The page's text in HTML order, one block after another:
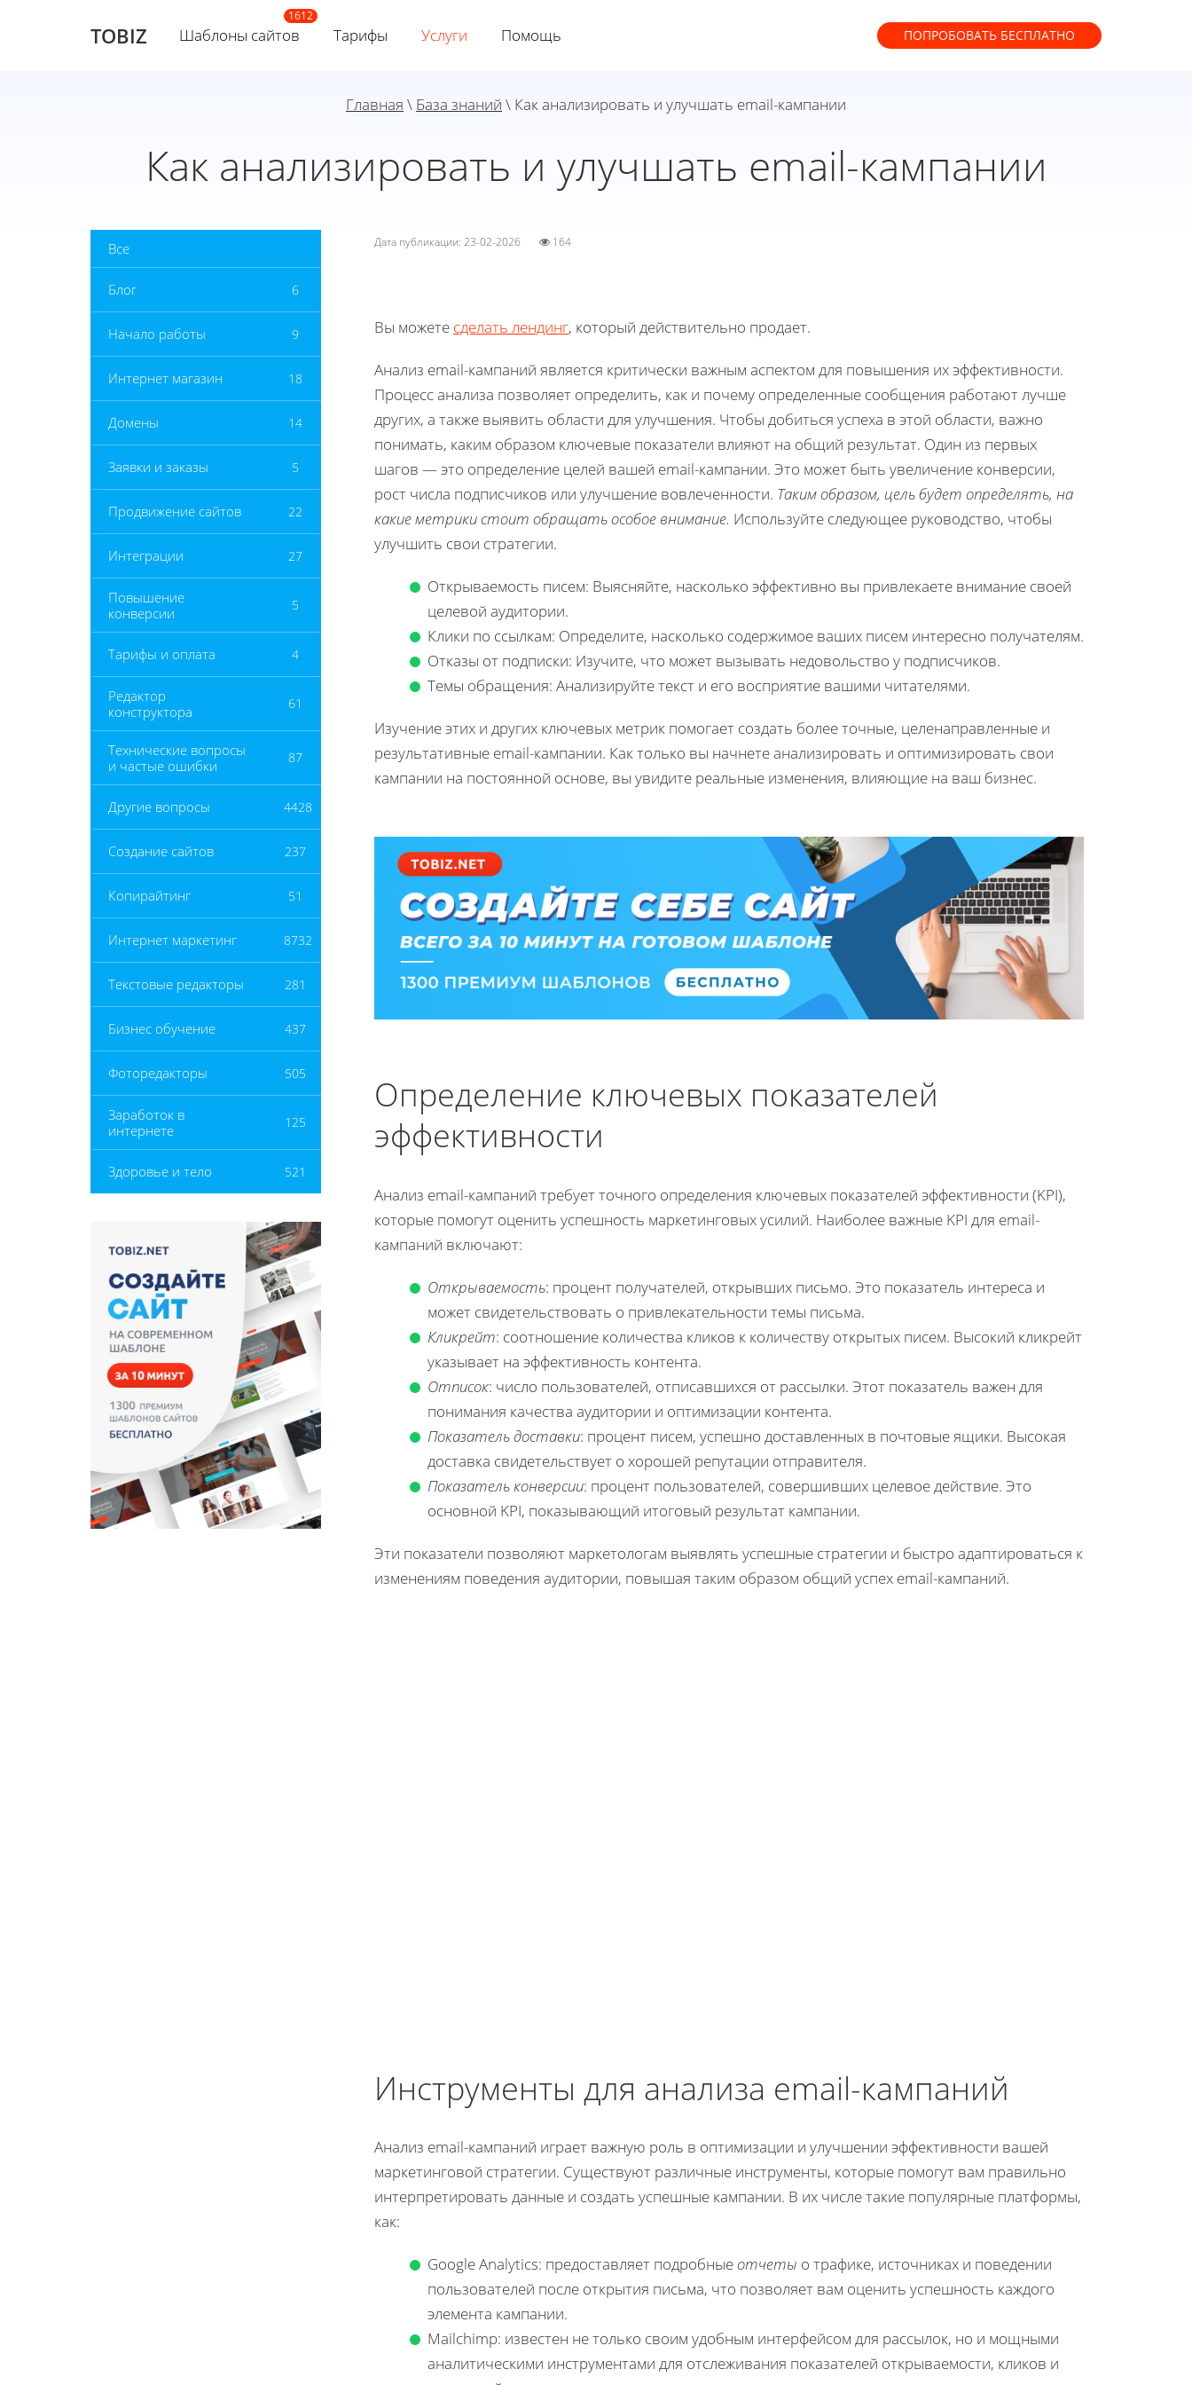
TOBIZ Шаблоны сайтов Тарифы Услуги Помощь ПОПРОБОВАТЬ БЕСПЛАТНО
Главная \ База знаний \ Как анализировать и улучшать email-кампании
Как анализировать и улучшать email-кампании
Все
Блог 6
Начало работы 9
Интернет магазин 18
Домены 14
Заявки и заказы 5
Продвижение сайтов 22
Интеграции 27
Повышение
конверсии
5
Тарифы и оплата 4
Редактор
конструктора
61
Технические вопросы
и частые ошибки
87
Другие вопросы 4428
Создание сайтов 237
Копирайтинг 51
Интернет маркетинг 8732
Текстовые редакторы 281
Бизнес обучение 437
Фоторедакторы 505
Заработок в
интернете
125
Здоровье и тело 521
Дата публикации: 23-02-2026 164
Вы можете сделать лендинг, который действительно продает.
Анализ email-кампаний является критически важным аспектом для повышения их эффективности.
Процесс анализа позволяет определить, как и почему определенные сообщения работают лучше
других, а также выявить области для улучшения. Чтобы добиться успеха в этой области, важно
понимать, каким образом ключевые показатели влияют на общий результат. Один из первых
шагов — это определение целей вашей email-кампании. Это может быть увеличение конверсии,
рост числа подписчиков или улучшение вовлеченности. Таким образом, цель будет определять, на
какие метрики стоит обращать особое внимание. Используйте следующее руководство, чтобы
улучшить свои стратегии.
Открываемость писем: Выясняйте, насколько эффективно вы привлекаете внимание своей
целевой аудитории.
Клики по ссылкам: Определите, насколько содержимое ваших писем интересно получателям.
Отказы от подписки: Изучите, что может вызывать недовольство у подписчиков.
Темы обращения: Анализируйте текст и его восприятие вашими читателями.
Изучение этих и других ключевых метрик помогает создать более точные, целенаправленные и
результативные email-кампании. Как только вы начнете анализировать и оптимизировать свои
кампании на постоянной основе, вы увидите реальные изменения, влияющие на ваш бизнес.
Определение ключевых показателей
эффективности
Анализ email-кампаний требует точного определения ключевых показателей эффективности (KPI),
которые помогут оценить успешность маркетинговых усилий. Наиболее важные KPI для email-
кампаний включают:
Открываемость: процент получателей, открывших письмо. Это показатель интереса и
может свидетельствовать о привлекательности темы письма.
Кликрейт: соотношение количества кликов к количеству открытых писем. Высокий кликрейт
указывает на эффективность контента.
Отписок: число пользователей, отписавшихся от рассылки. Этот показатель важен для
понимания качества аудитории и оптимизации контента.
Показатель доставки: процент писем, успешно доставленных в почтовые ящики. Высокая
доставка свидетельствует о хорошей репутации отправителя.
Показатель конверсии: процент пользователей, совершивших целевое действие. Это
основной KPI, показывающий итоговый результат кампании.
Эти показатели позволяют маркетологам выявлять успешные стратегии и быстро адаптироваться к
изменениям поведения аудитории, повышая таким образом общий успех email-кампаний.
Инструменты для анализа email-кампаний
Анализ email-кампаний играет важную роль в оптимизации и улучшении эффективности вашей
маркетинговой стратегии. Существуют различные инструменты, которые помогут вам правильно
интерпретировать данные и создать успешные кампании. В их числе такие популярные платформы,
как:
Google Analytics: предоставляет подробныеотчеты о трафике, источниках и поведении
пользователей после открытия письма, что позволяет вам оценить успешность каждого
элемента кампании.
Mailchimp: известен не только своим удобным интерфейсом для рассылок, но и мощными
аналитическими инструментами для отслеживания показателей открываемости, кликов и